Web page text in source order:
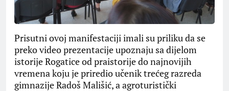
Prisutni ovoj manifestaciji imali su priliku da se
preko video prezentacije upoznaju sa dijelom
istorije Rogatice od praistorije do najnovijih
vremena koju je priredio učenik trećeg razreda
gimnazije Radoš Mališić, a agroturistički